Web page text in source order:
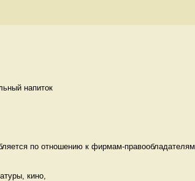
напиток
по отношению к фирмам-
кино,